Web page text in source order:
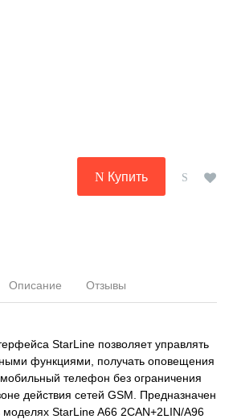
Купить
Описание Отзывы
StarLine позволяет управлять
функциями, получать оповещения
телефон без ограничения
действия сетей GSM. Предназначен
моделях StarLine A66 2CAN+2LIN/A96